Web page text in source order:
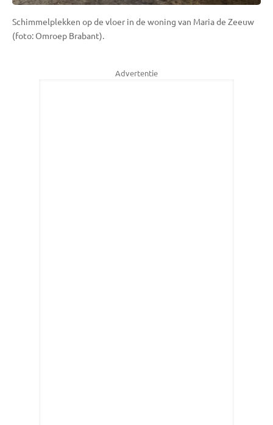
Schimmelplekken op de vloer in de woning van Maria de Zeeuw
(foto: Omroep Brabant).
Advertentie